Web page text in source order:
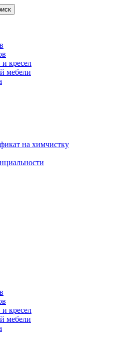
и кресел
мебели
на химчистку
и кресел
мебели